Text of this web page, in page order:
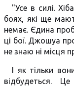
"Усе в силі.
боях, які ще
немає. Єдина
ці бої. Джошуа
не знаю ні місця
І як тільки
відбудеться.